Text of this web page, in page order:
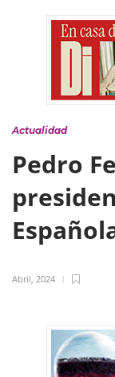
Actualidad
Pedro
Abril, 2024